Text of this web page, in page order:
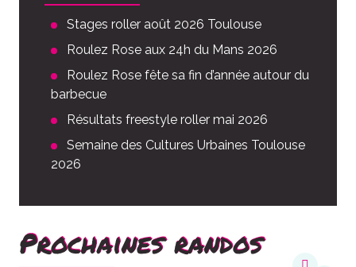
Stages roller août 2026 Toulouse
Roulez Rose aux 24h du Mans 2026
Roulez Rose fête sa fin d’année autour du
barbecue
Résultats freestyle roller mai 2026
Semaine des Cultures Urbaines Toulouse
2026
Prochaines randos